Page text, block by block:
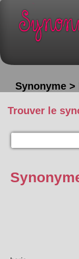
Synonyme >
Trouver le